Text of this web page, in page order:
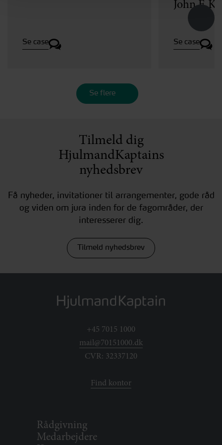
Se case
John F.
Se case
Se flere
Tilmeld dig
HjulmandKaptains
nyhedsbrev
Få nyheder, invitationer til arrangementer, gode råd
og viden om jura inden for de fagområder, der
interesserer dig.
Tilmeld nyhedsbrev
+45 7015 1000
mail@70151000.dk
CVR: 32337120
Find kontor
Rådgivning
Medarbejdere